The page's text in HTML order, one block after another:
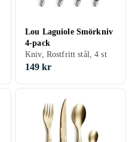
Lou Laguiole Smörkniv
4-pack
Kniv, Rostfritt stål, 4 st
149 kr